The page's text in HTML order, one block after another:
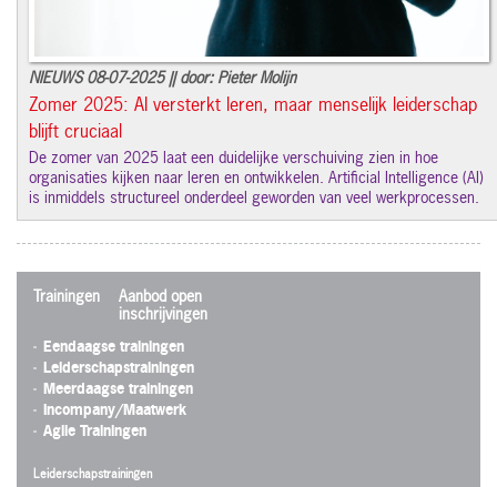
NIEUWS 08-07-2025 || door: Pieter Molijn
Zomer 2025: AI versterkt leren, maar menselijk leiderschap
blijft cruciaal
De zomer van 2025 laat een duidelijke verschuiving zien in hoe
organisaties kijken naar leren en ontwikkelen. Artificial Intelligence (AI)
is inmiddels structureel onderdeel geworden van veel werkprocessen.
Trainingen
Aanbod open
inschrijvingen
Eendaagse trainingen
Leiderschapstrainingen
Meerdaagse trainingen
Incompany/Maatwerk
Agile Trainingen
Leiderschapstrainingen